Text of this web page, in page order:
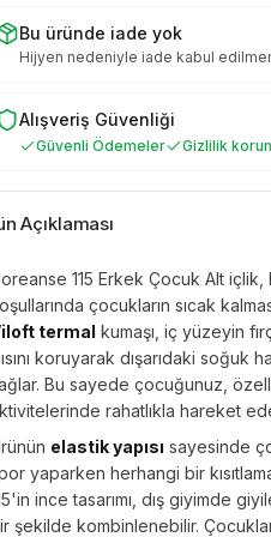
Bu üründe iade yok
Hijyen nedeniyle iade kabul
Alışveriş Güvenliği
Güvenli Ödemeler Gizlilik
Açıklaması
115 Erkek Çocuk Alt içlik,
çocukların sıcak
termal kumaşı, iç yüzeyin
koruyarak dışarıdaki soğuk
Bu sayede çocuğunuz,
rahatlıkla hareket
elastik yapısı sayesinde
yaparken herhangi bir
ince tasarımı, dış giyimde
şekilde kombinlenebilir.